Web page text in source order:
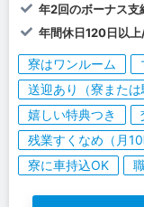
年2回のボーナス支
年間休日120日以
寮はワンルーム
送迎あり（寮または
嬉しい特典つき
残業すくなめ（月10
寮に車持込OK